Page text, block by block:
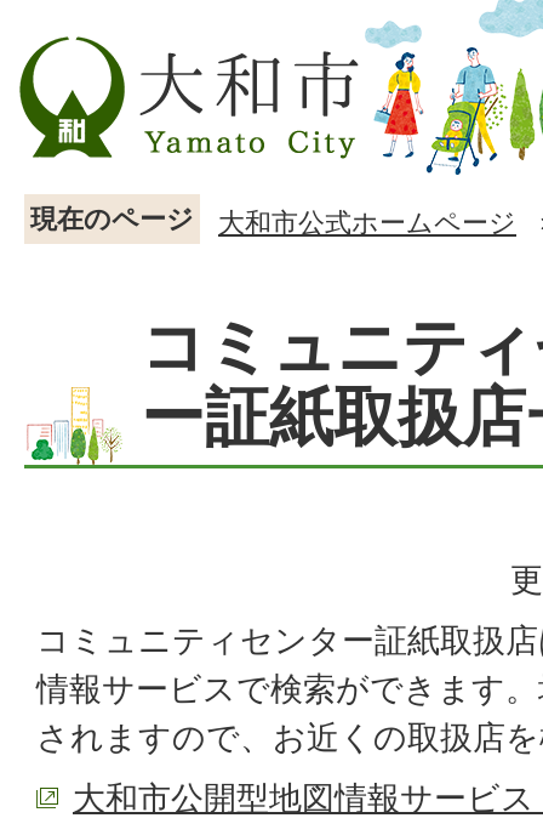
現在のページ 大和市公式ホームページ
コミュニテ
ー証紙取扱
コミュニティセンター証紙取扱
情報サービスで検索ができます
されますので、お近くの取扱店
大和市公開型地図情報サービ